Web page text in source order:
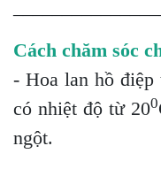
Cách chăm sóc
- Hoa lan hồ điệp
có nhiệt độ từ 200
ngột.